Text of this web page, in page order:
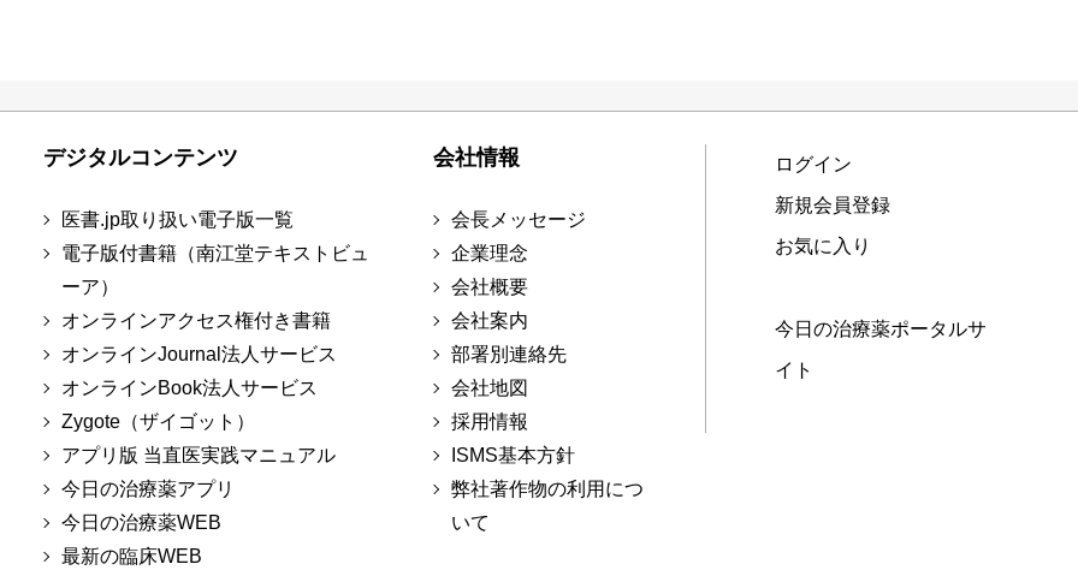
デジタルコンテンツ
医書.jp取り扱い電子版一覧
電子版付書籍（南江堂テキストビュ
ーア）
オンラインアクセス権付き書籍
オンラインJournal法人サービス
オンラインBook法人サービス
Zygote（ザイゴット）
アプリ版 当直医実践マニュアル
今日の治療薬アプリ
今日の治療薬WEB
最新の臨床WEB
会社情報
会長メッセージ
企業理念
会社概要
会社案内
部署別連絡先
会社地図
採用情報
ISMS基本方針
弊社著作物の利用につ
いて
ログイン
新規会員登録
お気に入り
今日の治療薬ポータルサ
イト